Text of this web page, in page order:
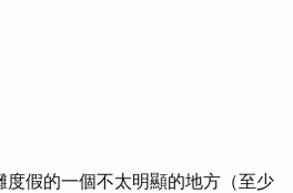
假的一個不太明顯的地方（至少